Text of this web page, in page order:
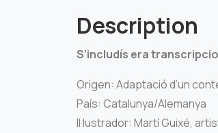
Description
S’includís era
Origen: Adaptació d’un
País: Catalunya/Alemanya
Il·lustrador: Martí Guixé,